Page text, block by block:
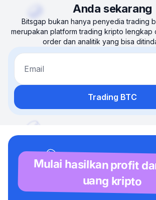
Anda sekarang
Bitsgap bukan hanya penyedia trading
merupakan platform trading kripto lengkap
order dan analitik yang bisa
Email
Trading BTC
Mulai hasilkan profit
uang kripto